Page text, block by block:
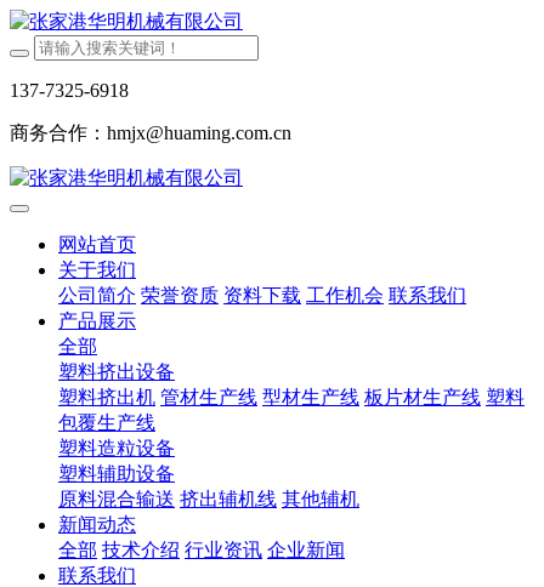
137-7325-6918
商务合作：hmjx@huaming.com.cn
网站首页
关于我们
公司简介 荣誉资质 资料下载 工作机会 联系我们
产品展示
全部
塑料挤出设备
塑料挤出机 管材生产线 型材生产线 板片材生产线 塑料
包覆生产线
塑料造粒设备
塑料辅助设备
原料混合输送 挤出辅机线 其他辅机
新闻动态
全部 技术介绍 行业资讯 企业新闻
联系我们